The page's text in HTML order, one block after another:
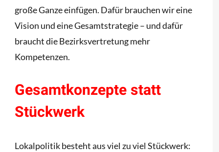
große Ganze einfügen. Dafür brauchen wir eine
Vision und eine Gesamtstrategie – und dafür
braucht die Bezirksvertretung mehr
Kompetenzen.
Gesamtkonzepte statt
Stückwerk
Lokalpolitik besteht aus viel zu viel Stückwerk: